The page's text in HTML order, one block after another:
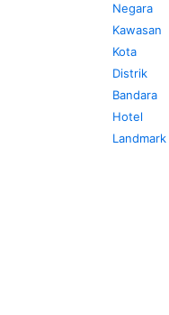
Negara
Kawasan
Kota
Distrik
Bandara
Hotel
Landmark